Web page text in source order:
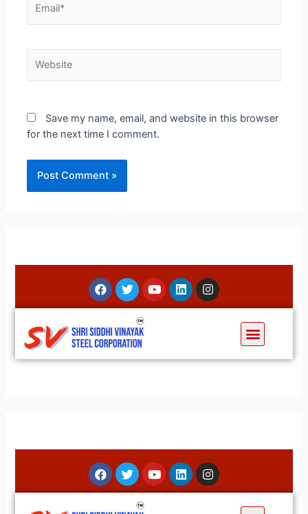
Save my name, email, and website in this browser
for the next time I comment.